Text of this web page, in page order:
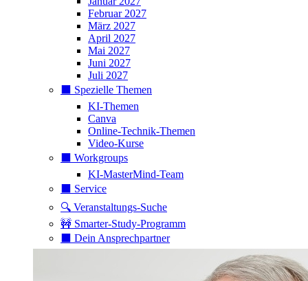
Februar 2027
März 2027
April 2027
Mai 2027
Juni 2027
Juli 2027
⬛️ Spezielle Themen
KI-Themen
Canva
Online-Technik-Themen
Video-Kurse
⬛️ Workgroups
KI-MasterMind-Team
⬛️ Service
🔍 Veranstaltungs-Suche
🚧 Smarter-Study-Programm
⬛️ Dein Ansprechpartner